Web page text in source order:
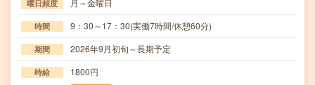
曜日頻度 月～金曜日
時間 9：30～17：30(実働7時間/休憩60分)
期間 2026年9月初旬～長期予定
時給 1800円